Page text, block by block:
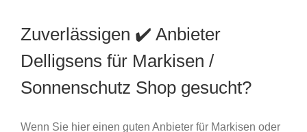
Zuverlässigen ✔️ Anbieter
Delligsens für Markisen /
Sonnenschutz Shop gesucht?
Wenn Sie hier einen guten Anbieter für Markisen oder